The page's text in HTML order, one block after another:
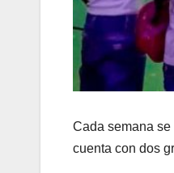
Cada semana
cuenta con dos